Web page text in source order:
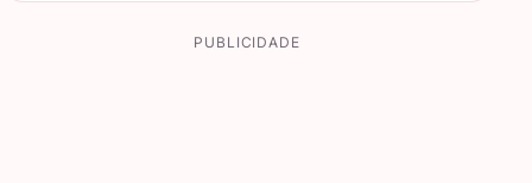
PUBLICIDADE